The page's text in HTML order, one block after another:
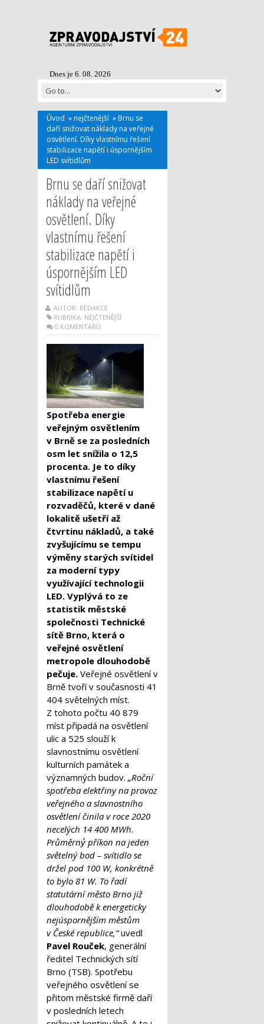
Dnes je 6. 08. 2026
Úvod » nejčtenější » Brnu se
daří snižovat náklady na veřejné
osvětlení. Díky vlastnímu řešení
stabilizace napětí i úspornějším
LED svítidlům
Brnu se daří snižovat
náklady na veřejné
osvětlení. Díky
vlastnímu řešení
stabilizace napětí i
úspornějším LED
svítidlům
AUTOR: REDAKCE
RUBRIKA: NEJČTENĚJŠÍ
0 KOMENTÁŘŮ
Spotřeba energie
veřejným osvětlením
v Brně se za posledních
osm let snížila o 12,5
procenta. Je to díky
vlastnímu řešení
stabilizace napětí u
rozvaděčů, které v dané
lokalitě ušetří až
čtvrtinu nákladů, a také
zvyšujícímu se tempu
výměny starých svítidel
za moderní typy
využívající technologii
LED. Vyplývá to ze
statistik městské
společnosti Technické
sítě Brno, která o
veřejné osvětlení
metropole dlouhodobě
pečuje. Veřejné osvětlení v
Brně tvoří v současnosti 41
404 světelných míst.
Z tohoto počtu 40 879
míst připadá na osvětlení
ulic a 525 slouží k
slavnostnímu osvětlení
kulturních památek a
významných budov. „Roční
spotřeba elektřiny na provoz
veřejného a slavnostního
osvětlení činila v roce 2020
necelých 14 400 MWh.
Průměrný́ příkon na jeden
světelný bod – svítidlo se
držel pod 100 W, konkrétně
to bylo 81 W. To řadí
statutární město Brno již
dlouhodobě k energeticky
nejúspornějším městům
v České republice,“uvedl
Pavel Rouček, generální
ředitel Technických sítí
Brno (TSB). Spotřebu
veřejného osvětlení se
přitom městské firmě daří
v posledních letech